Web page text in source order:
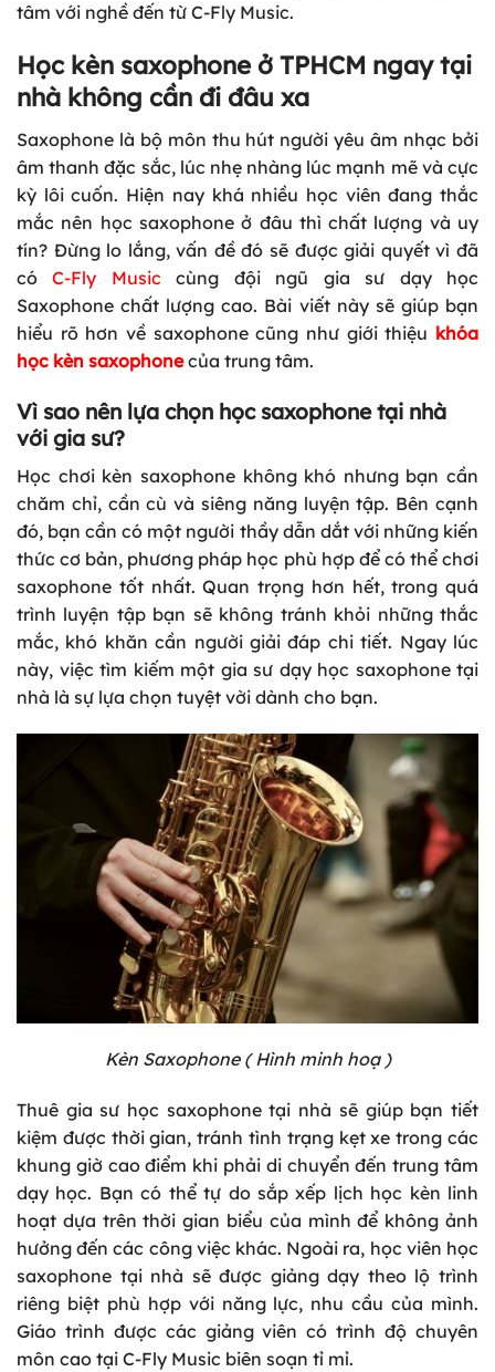
tâm với nghề đến từ C-Fly Music.
Học kèn saxophone ở TPHCM ngay tại
nhà không cần đi đâu xa
Saxophone là bộ môn thu hút người yêu âm nhạc bởi
âm thanh đặc sắc, lúc nhẹ nhàng lúc mạnh mẽ và cực
kỳ lôi cuốn. Hiện nay khá nhiều học viên đang thắc
mắc nên học saxophone ở đâu thì chất lượng và uy
tín? Đừng lo lắng, vấn đề đó sẽ được giải quyết vì đã
cóC-Fly Music cùng đội ngũ gia sư dạy học
Saxophone chất lượng cao. Bài viết này sẽ giúp bạn
hiểu rõ hơn về saxophone cũng như giới thiệu khóa
học kèn saxophonecủa trung tâm.
Vì sao nên lựa chọn học saxophone tại nhà
với gia sư?
Học chơi kèn saxophone không khó nhưng bạn cần
chăm chỉ, cần cù và siêng năng luyện tập. Bên cạnh
đó, bạn cần có một người thầy dẫn dắt với những kiến
thức cơ bản, phương pháp học phù hợp để có thể chơi
saxophone tốt nhất. Quan trọng hơn hết, trong quá
trình luyện tập bạn sẽ không tránh khỏi những thắc
mắc, khó khăn cần người giải đáp chi tiết. Ngay lúc
này, việc tìm kiếm một gia sư dạy học saxophone tại
nhà là sự lựa chọn tuyệt vời dành cho bạn.
Kèn Saxophone ( Hình minh hoạ )
Thuê gia sư học saxophone tại nhà sẽ giúp bạn tiết
kiệm được thời gian, tránh tình trạng kẹt xe trong các
khung giờ cao điểm khi phải di chuyển đến trung tâm
dạy học. Bạn có thể tự do sắp xếp lịch học kèn linh
hoạt dựa trên thời gian biểu của mình để không ảnh
hưởng đến các công việc khác. Ngoài ra, học viên học
saxophone tại nhà sẽ được giảng dạy theo lộ trình
riêng biệt phù hợp với năng lực, nhu cầu của mình.
Giáo trình được các giảng viên có trình độ chuyên
môn cao tại C-Fly Music biên soạn tỉ mỉ.